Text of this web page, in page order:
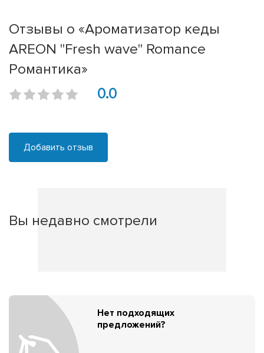
Отзывы о «Ароматизатор кеды
AREON "Fresh wave" Romance
Романтика»
0.0
Добавить отзыв
Вы недавно смотрели
Нет подходящих
предложений?